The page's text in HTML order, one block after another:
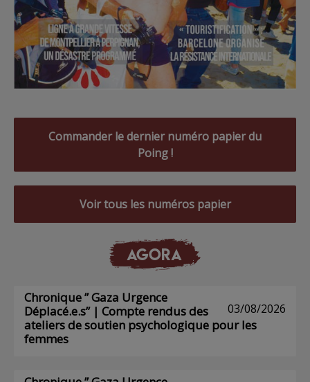
Commander le dernier numéro papier du
Poing !
Voir tous les numéros papier
AGORA
03/08/2026
Chronique ” Gaza Urgence
Déplacé.e.s” | Compte rendus des
ateliers de soutien psychologique pour les
femmes